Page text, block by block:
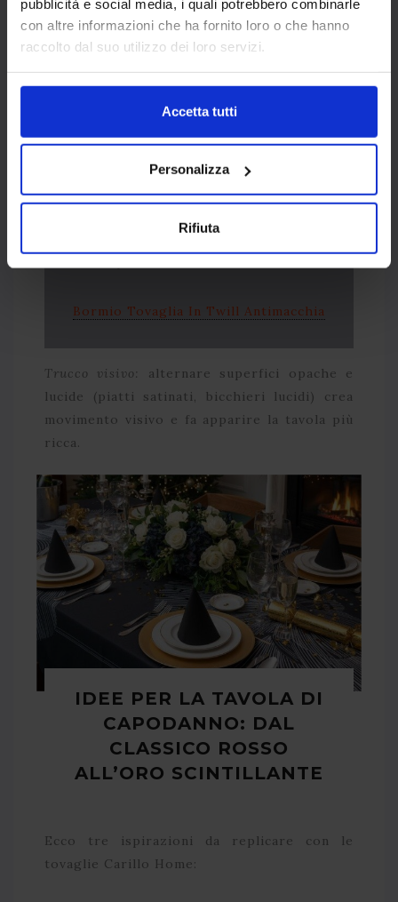
pubblicità e social media, i quali potrebbero combinarle
con altre informazioni che ha fornito loro o che hanno
raccolto dal suo utilizzo dei loro servizi.
Accetta tutti
Personalizza
Rifiuta
Bormio Tovaglia In Twill Antimacchia
Trucco visivo:
alternare superfici opache e
lucide (piatti satinati, bicchieri lucidi) crea
movimento visivo e fa apparire la tavola più
ricca.
IDEE PER LA TAVOLA DI
CAPODANNO: DAL
CLASSICO ROSSO
ALL’ORO SCINTILLANTE
Ecco tre ispirazioni da replicare con le
tovaglie Carillo Home: